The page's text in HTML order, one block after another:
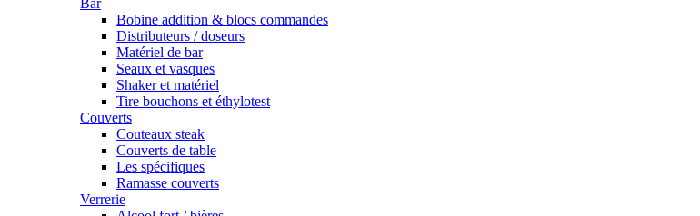
Bar
Bobine addition & blocs commandes
Distributeurs / doseurs
Matériel de bar
Seaux et vasques
Shaker et matériel
Tire bouchons et éthylotest
Couverts
Couteaux steak
Couverts de table
Les spécifiques
Ramasse couverts
Verrerie